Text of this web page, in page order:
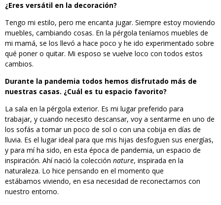
¿Eres versátil en la decoración?
Tengo mi estilo, pero me encanta jugar. Siempre estoy moviendo
muebles, cambiando cosas. En la pérgola teníamos muebles de
mi mamá, se los llevó a hace poco y he ido experimentado sobre
qué poner o quitar. Mi esposo se vuelve loco con todos estos
cambios.
Durante la pandemia todos hemos disfrutado más de
nuestras casas. ¿Cuál es tu espacio favorito?
La sala en la pérgola exterior. Es mi lugar preferido para
trabajar, y cuando necesito descansar, voy a sentarme en uno de
los sofás a tomar un poco de sol o con una cobija en días de
lluvia. Es el lugar ideal para que mis hijas desfoguen sus energías,
y para mí ha sido, en esta época de pandemia, un espacio de
inspiración. Ahí nació la colección nature, inspirada en la
naturaleza. Lo hice pensando en el momento que
estábamos viviendo, en esa necesidad de reconectarnos con
nuestro entorno.